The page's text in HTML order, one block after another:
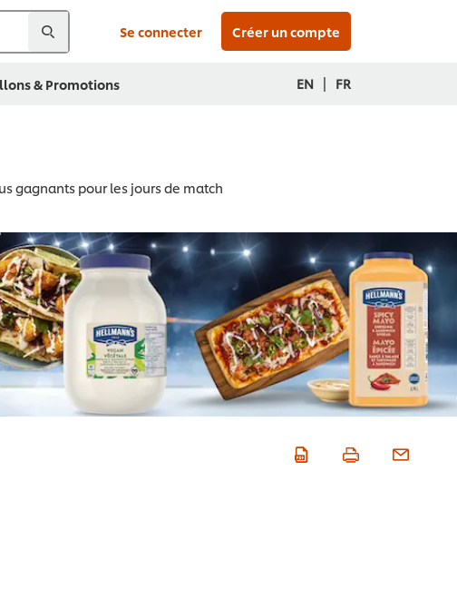
Se connecter Créer un compte
& Promotions EN | FR
gagnants pour les jours de match